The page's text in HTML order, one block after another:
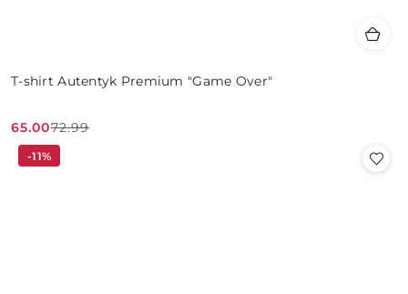
T-shirt Autentyk Premium "Game Over"
Cena
promocyjna:
65.00
Cena
przed
72.99
-11%